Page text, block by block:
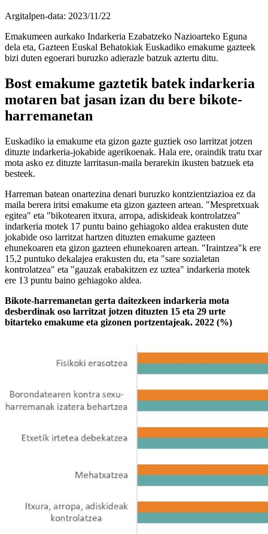
Argitalpen-data: 2023/11/22
Emakumeen aurkako Indarkeria Ezabatzeko Nazioarteko Eguna
dela eta, Gazteen Euskal Behatokiak Euskadiko emakume gazteek
bizi duten egoerari buruzko adierazle batzuk aztertu ditu.
Bost emakume gaztetik batek indarkeria
motaren bat jasan izan du bere bikote-
harremanetan
Euskadiko ia emakume eta gizon gazte guztiek oso larritzat jotzen
dituzte indarkeria-jokabide agerikoenak. Hala ere, oraindik tratu txar
mota asko ez dituzte larritasun-maila berarekin ikusten batzuek eta
besteek.
Harreman batean onartezina denari buruzko kontzientziazioa ez da
maila berera iritsi emakume eta gizon gazteen artean. "Mespretxuak
egitea" eta "bikotearen itxura, arropa, adiskideak kontrolatzea"
indarkeria motek 17 puntu baino gehiagoko aldea erakusten dute
jokabide oso larritzat hartzen dituzten emakume gazteen
ehunekoaren eta gizon gazteen ehunekoaren artean. "Iraintzea"k ere
15,2 puntuko dekalajea erakusten du, eta "sare sozialetan
kontrolatzea" eta "gauzak erabakitzen ez uztea" indarkeria motek
ere 13 puntu baino gehiagoko aldea.
Bikote-harremanetan gerta daitezkeen indarkeria mota
desberdinak oso larritzat jotzen dituzten 15 eta 29 urte
bitarteko emakume eta gizonen portzentajeak. 2022 (%)